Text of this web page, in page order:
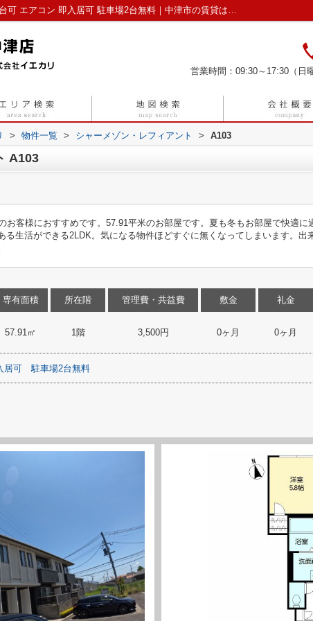
シャーメゾン・レフィアントA103｜駐車2台可 エアコン 即入居可 駐車場2台無料｜中津市の賃貸はいい部屋ネット中津店｜株式会社イエカリ
営業時間：09:30～17:30（日
> 物件一覧 > シャーメゾン・レフィアント > A103
A103
お客様におすすめです。57.91平米のお部屋です。夏も冬もお部屋で快適
る生活ができる2LDK。気になる物件ほどすぐに無くなってしまいます。
専有面積
57.91㎡
所在階
1階
管理費・共益費
3,500円
敷金
0ヶ月
礼金
0ヶ月
居可 駐車場2台無料